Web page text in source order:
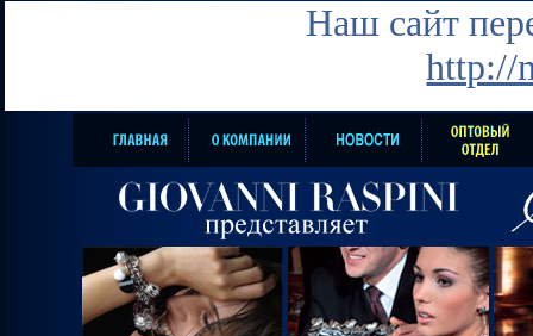
Наш сайт
http://